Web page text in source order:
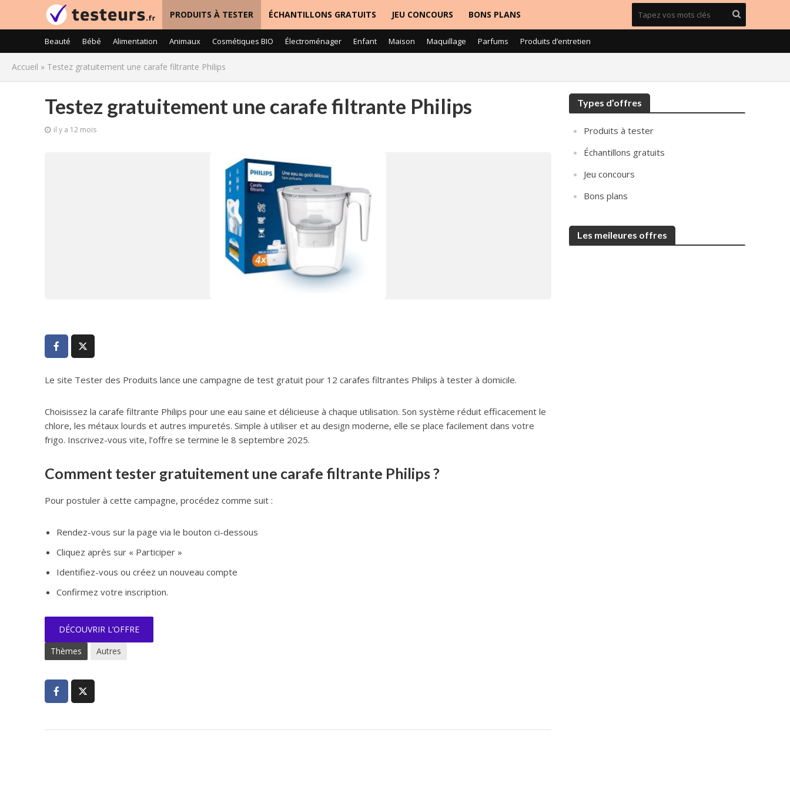
PRODUITS À TESTER ÉCHANTILLONS GRATUITS JEU CONCOURS BONS PLANS
Beauté Bébé Alimentation Animaux Cosmétiques BIO Électroménager Enfant Maison Maquillage Parfums Produits d’entretien
Accueil » Testez gratuitement une carafe filtrante Philips
Testez gratuitement une carafe filtrante Philips
il y a 12 mois
Le site Tester des Produits lance une campagne de test gratuit pour 12 carafes filtrantes Philips à tester à domicile.
Choisissez la carafe filtrante Philips pour une eau saine et délicieuse à chaque utilisation. Son système réduit efficacement le
chlore, les métaux lourds et autres impuretés. Simple à utiliser et au design moderne, elle se place facilement dans votre
frigo. Inscrivez-vous vite, l’offre se termine le 8 septembre 2025.
Comment tester gratuitement une carafe filtrante Philips ?
Pour postuler à cette campagne, procédez comme suit :
Rendez-vous sur la page via le bouton ci-dessous
Cliquez après sur « Participer »
Identifiez-vous ou créez un nouveau compte
Confirmez votre inscription.
DÉCOUVRIR L’OFFRE
Thèmes
Autres
Types d’offres
Produits à tester
Échantillons gratuits
Jeu concours
Bons plans
Les meileures offres